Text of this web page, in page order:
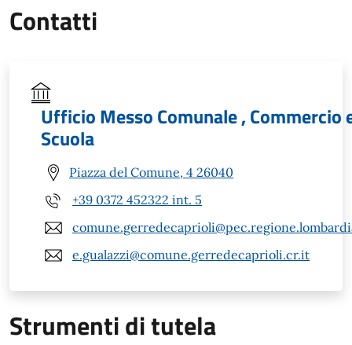
Contatti
Ufficio Messo Comunale , Commercio
Scuola
Piazza del Comune, 4 26040
+39 0372 452322 int. 5
e.gualazzi@comune.gerredecaprioli.cr.it
Strumenti di tutela